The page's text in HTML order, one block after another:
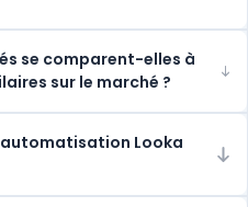
se comparent-elles à
sur le marché ?
Looka